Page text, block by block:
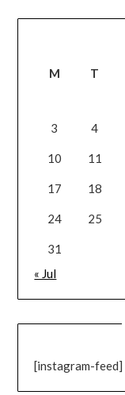
M T
3 4
10 11
17 18
24 25
31
« Jul
[instagram-feed]